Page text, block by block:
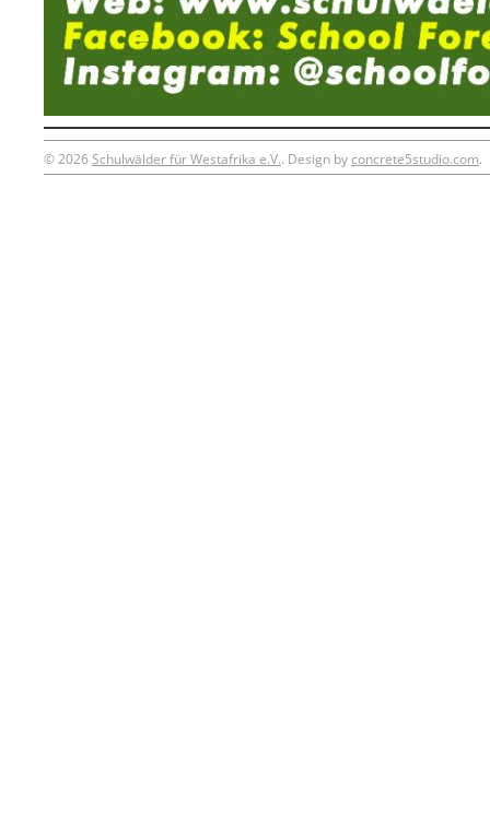
© 2026 Schulwälder für Westafrika e.V.. Design byconcrete5studio.com.